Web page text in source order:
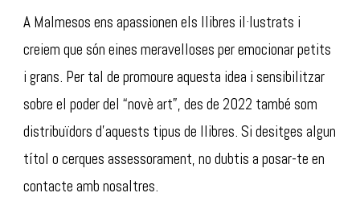
A Malmesos ens apassionen els llibres il·lustrats i
creiem que són eines meravelloses per emocionar petits
i grans. Per tal de promoure aquesta idea i sensibilitzar
sobre el poder del “novè art”, des de 2022 també som
distribuïdors d’aquests tipus de llibres. Si desitges algun
títol o cerques assessorament, no dubtis a posar-te en
contacte amb nosaltres.